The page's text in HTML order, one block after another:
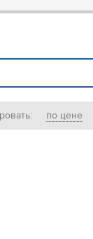
по цене